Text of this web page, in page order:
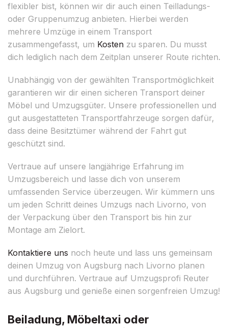
flexibler bist, können wir dir auch einen Teilladungs-
oder Gruppenumzug anbieten. Hierbei werden
mehrere Umzüge in einem Transport
zusammengefasst, um Kosten zu sparen. Du musst
dich lediglich nach dem Zeitplan unserer Route richten.
Unabhängig von der gewählten Transportmöglichkeit
garantieren wir dir einen sicheren Transport deiner
Möbel und Umzugsgüter. Unsere professionellen und
gut ausgestatteten Transportfahrzeuge sorgen dafür,
dass deine Besitztümer während der Fahrt gut
geschützt sind.
Vertraue auf unsere langjährige Erfahrung im
Umzugsbereich und lasse dich von unserem
umfassenden Service überzeugen. Wir kümmern uns
um jeden Schritt deines Umzugs nach Livorno, von
der Verpackung über den Transport bis hin zur
Montage am Zielort.
Kontaktiere uns noch heute und lass uns gemeinsam
deinen Umzug von Augsburg nach Livorno planen
und durchführen. Vertraue auf Umzugsprofi Reuter
aus Augsburg und genieße einen sorgenfreien Umzug!
Beiladung, Möbeltaxi oder